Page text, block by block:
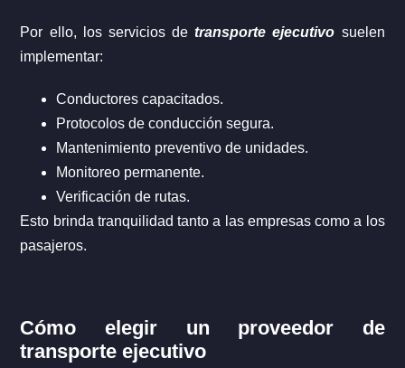
Por ello, los servicios detransporte ejecutivo suelen
implementar:
Conductores capacitados.
Protocolos de conducción segura.
Mantenimiento preventivo de unidades.
Monitoreo permanente.
Verificación de rutas.
Esto brinda tranquilidad tanto a las empresas como a los
pasajeros.
Cómo elegir un proveedor de
transporte ejecutivo